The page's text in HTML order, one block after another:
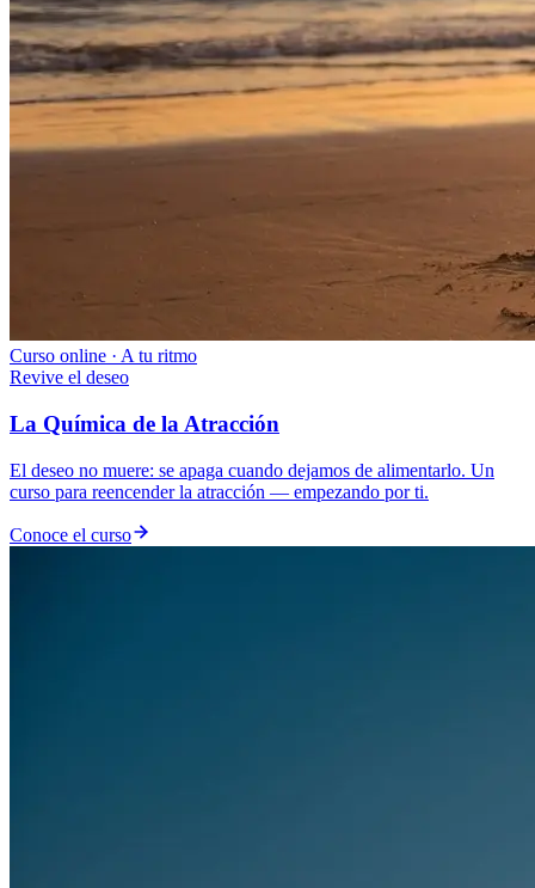
Curso online · A tu ritmo
Revive el deseo
La Química de la Atracción
El deseo no muere: se apaga cuando dejamos de alimentarlo. Un
curso para reencender la atracción — empezando por ti.
Conoce el curso